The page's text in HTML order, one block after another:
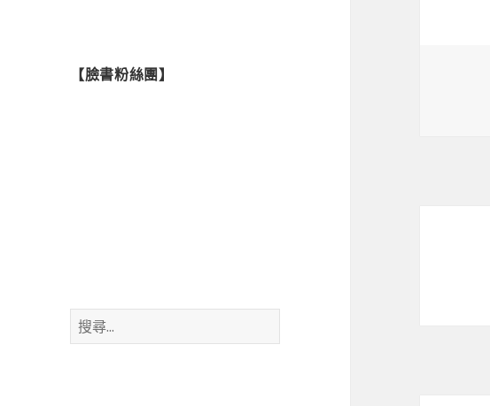
【臉書粉絲團】
搜
尋